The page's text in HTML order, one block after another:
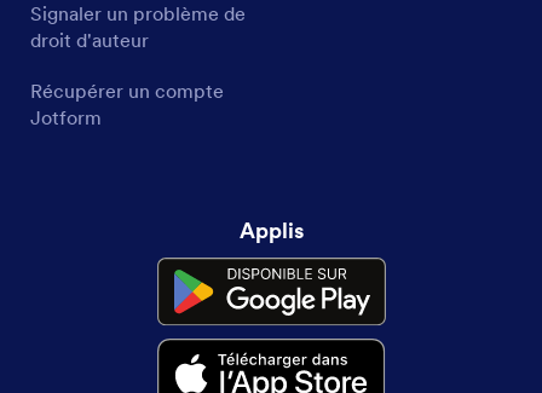
Signaler un problème de
droit d'auteur
Récupérer un compte
Jotform
Applis